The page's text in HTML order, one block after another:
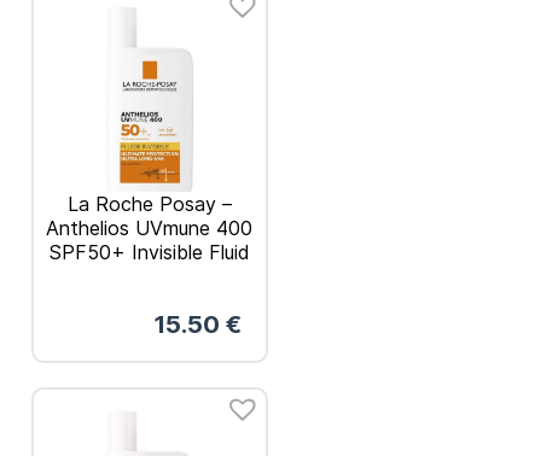
La Roche Posay –
Anthelios UVmune 400
SPF50+ Invisible Fluid
Άρωμα 50ml
15.50 €